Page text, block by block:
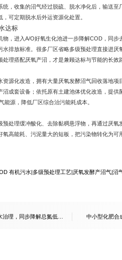
统，收集的沼气经过脱硫、脱水净化后，输送
可定期脱水后外运资源化处置。
达标
物，进入A/O好氧生化池进一步降解COD，同
水排放标准。很多厂区省略多级预处理直接进
理搭配厌氧产沼，才是兼顾达标与节能的长效
源化改造，拥有大量厌氧发酵沼气回收落地
成套设备；依托原有土建池体优化改造，提
能源，降低厂区综合治污能耗成本。
预处理缓冲酸化、去除黏稠悬浮物，再通过厌
氧高能耗、污泥量大的短板，把污染物转化为
有机污水|多级预处理工艺|厌氧发酵产沼气|沼
理，同步降解总氮低成
中小型化肥合